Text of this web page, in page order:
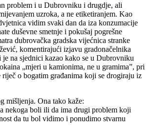
problem i u Dubrovniku i drugdje, ali
uzroka, a ne etiketiranjem. Kao
vidim svaki dan da iza konzumacije
duševne smetnje i pokušaj pogrešne
dubrovačka gradska vijećnica stranke
komentirajući izjavu gradonačelnika
na sjednici kazao kako se u Dubrovniku
„mjeri u kamionima, ne u gramima”, pri
riječ o bogatim građanima koji se drogiraju iz
mišljenja. Ona tako kaže:
nekoga boli ili da ima drugi problem koji
da tu bol vidimo i ponudimo stvarnu